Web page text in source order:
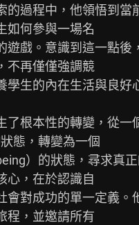
的過程中，他領悟到當
如何參與一場名
遊戲。意識到這一點後
不再僅僅強調競
學生的內在生活與良好
了根本性的轉變，從一
態，轉變為一個
）的狀態，尋求真正
心，在於認識自
會對成功的單一定義。
程，並邀請所有